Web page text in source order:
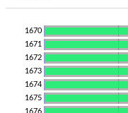
1670
1671
1672
1673
1674
1675
1676